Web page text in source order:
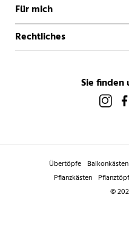
Für mich
Rechtliches
Sie finden
Übertöpfe Balkonkästen
Pflanzkästen
©